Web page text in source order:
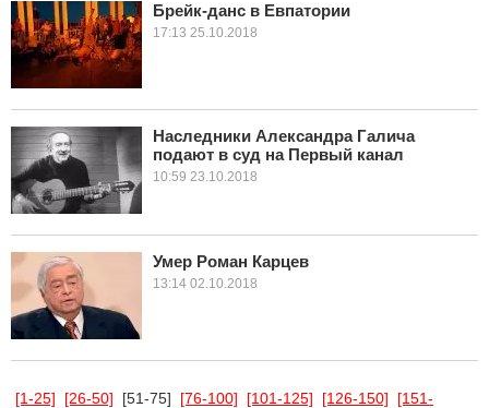
Брейк-данс в Евпатории
17:13 25.10.2018
Наследники Александра Галича
подают в суд на Первый канал
10:59 23.10.2018
Умер Роман Карцев
13:14 02.10.2018
[1-25] [26-50] [51-75] [76-100] [101-125] [126-150]
[151-